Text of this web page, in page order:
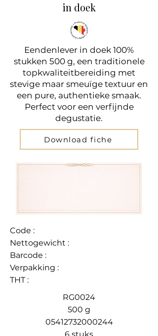
in doek
Eendenlever in doek 100%
stukken 500 g, een traditionele
topkwaliteitbereiding met
stevige maar smeuïge textuur en
een pure, authentieke smaak.
Perfect voor een verfijnde
degustatie.
Download fiche
Code :
Nettogewicht :
Barcode :
Verpakking :
THT :
RG0024
500 g
05412732000244